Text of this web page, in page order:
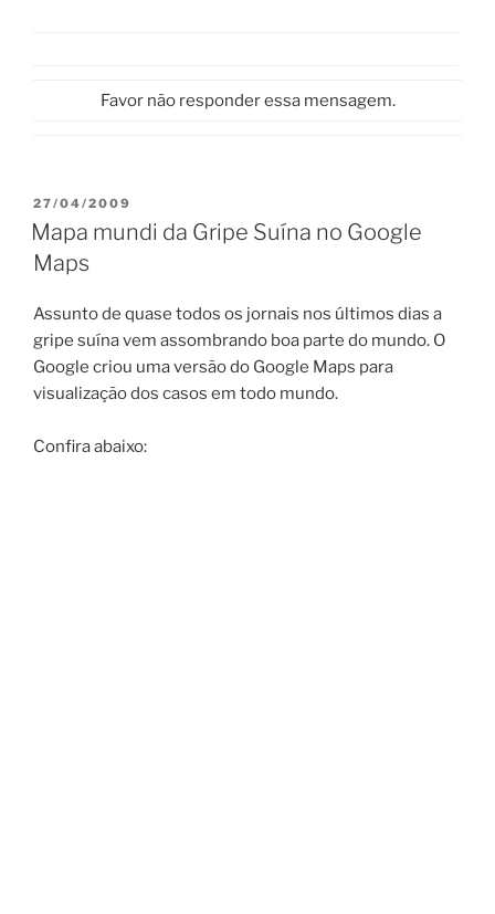
Favor não responder essa mensagem.
PUBLICADO
EM
27/04/2009
Mapa mundi da Gripe Suína no Google
Maps
Assunto de quase todos os jornais nos últimos dias a
gripe suína vem assombrando boa parte do mundo. O
Google criou uma versão do Google Maps para
visualização dos casos em todo mundo.
Confira abaixo: